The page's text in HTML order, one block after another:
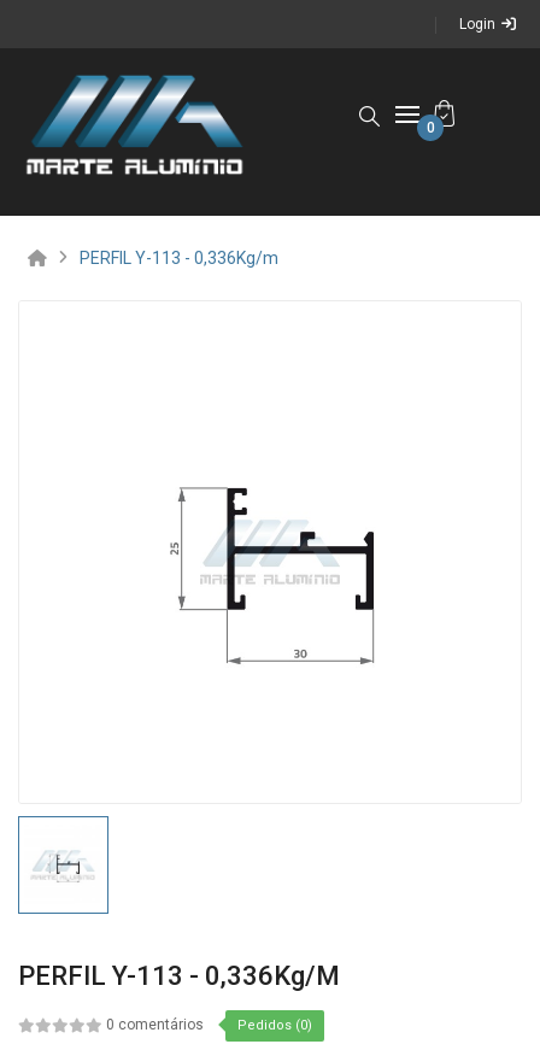
Login
0
PERFIL Y-113 - 0,336Kg/m
PERFIL Y-113 - 0,336Kg/m
0 comentários Pedidos (0)